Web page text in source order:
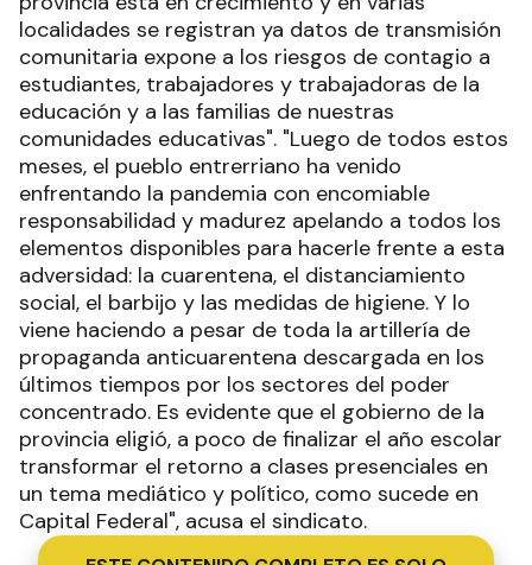
localidades se registran ya datos de transmisión
comunitaria expone a los riesgos de contagio a
estudiantes, trabajadores y trabajadoras de la
educación y a las familias de nuestras
comunidades educativas". "Luego de todos estos
meses, el pueblo entrerriano ha venido
enfrentando la pandemia con encomiable
responsabilidad y madurez apelando a todos los
elementos disponibles para hacerle frente a esta
adversidad: la cuarentena, el distanciamiento
social, el barbijo y las medidas de higiene. Y lo
viene haciendo a pesar de toda la artillería de
propaganda anticuarentena descargada en los
últimos tiempos por los sectores del poder
concentrado. Es evidente que el gobierno de la
provincia eligió, a poco de finalizar el año escolar
transformar el retorno a clases presenciales en
un tema mediático y político, como sucede en
Capital Federal", acusa el sindicato.